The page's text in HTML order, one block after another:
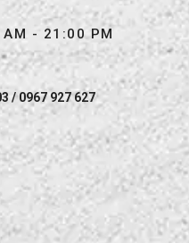
AM - 21:00 PM
/ 0967 927 627